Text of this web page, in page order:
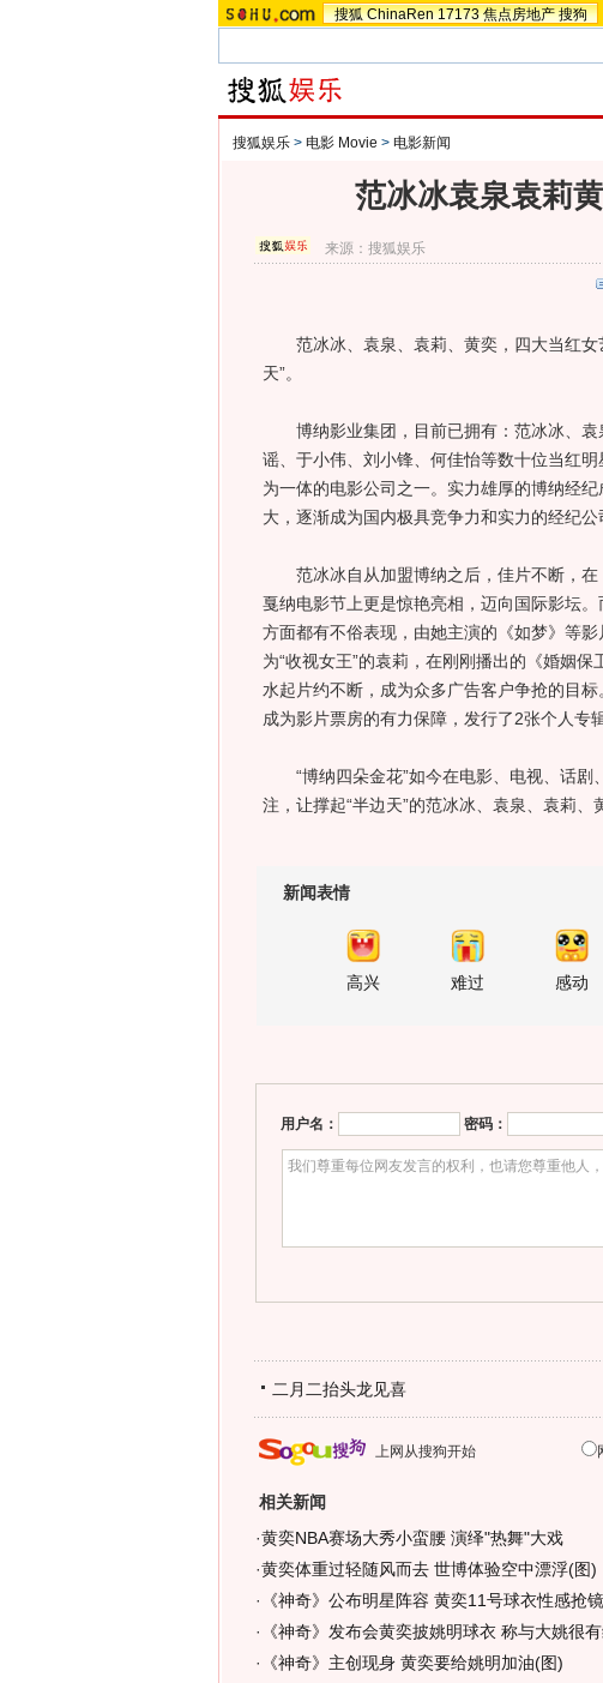
搜狐 ChinaRen 17173 焦点房地产 搜狗
搜狐娱乐 > 电影 Movie > 电影新闻
范冰冰袁泉袁莉
来源：搜狐娱乐
范冰冰、袁泉、袁莉、黄奕，四大当红女
天”。
博纳影业集团，目前已拥有：范冰冰、袁
谣、于小伟、刘小锋、何佳怡等数十位当红
为一体的电影公司之一。实力雄厚的博纳经
大，逐渐成为国内极具竞争力和实力的经纪公
范冰冰自从加盟博纳之后，佳片不断，在
戛纳电影节上更是惊艳亮相，迈向国际影坛
方面都有不俗表现，由她主演的《如梦》等
为“收视女王”的袁莉，在刚刚播出的《婚姻
水起片约不断，成为众多广告客户争抢的目
成为影片票房的有力保障，发行了2张个人专
“博纳四朵金花”如今在电影、电视、话剧
注，让撑起“半边天”的范冰冰、袁泉、袁莉、
新闻表情
高兴 难过 感动
用户名： 密码：
二月二抬头龙见喜
上网从搜狗开始
相关新闻
·黄奕NBA赛场大秀小蛮腰 演绎"热舞"大戏
·黄奕体重过轻随风而去 世博体验空中漂浮(图)
· 《神奇》公布明星阵容 黄奕11号球衣性感抢
· 《神奇》发布会黄奕披姚明球衣 称与大姚很
· 《神奇》主创现身 黄奕要给姚明加油(图)